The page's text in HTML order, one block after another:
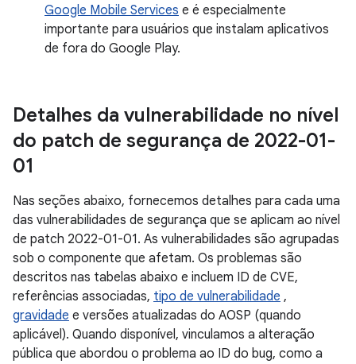
Google Mobile Services e é especialmente
importante para usuários que instalam aplicativos
de fora do Google Play.
Detalhes da vulnerabilidade no nível
do patch de segurança de 2022-01-
01
Nas seções abaixo, fornecemos detalhes para cada uma
das vulnerabilidades de segurança que se aplicam ao nível
de patch 2022-01-01. As vulnerabilidades são agrupadas
sob o componente que afetam. Os problemas são
descritos nas tabelas abaixo e incluem ID de CVE,
referências associadas, tipo de vulnerabilidade ,
gravidade e versões atualizadas do AOSP (quando
aplicável). Quando disponível, vinculamos a alteração
pública que abordou o problema ao ID do bug, como a